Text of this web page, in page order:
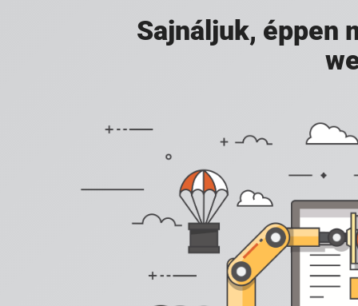
Sajnáljuk, éppen